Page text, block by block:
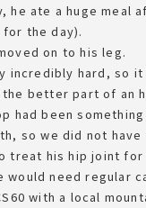
he ate a huge meal
for the day).
on to his leg.
incredibly hard, so
the better part of an
had been
so we did not have
treat his hip joint
would need regular
with a local